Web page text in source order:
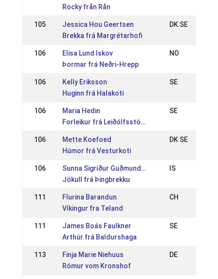
Rocky från Rån
105
Jessica Hou Geertsen
Brekka frá Margrétarhofi
DK SE
106
Elisa Lund Iskov
Þormar frá Neðri-Hrepp
NO
106
Kelly Eriksson
Huginn frá Halakoti
SE
106
Maria Hedin
Forleikur frá Leiðólfsstöðum
SE
106
Mette Koefoed
Húmor frá Vesturkoti
DK SE
106
Sunna Sigríður Guðmundsdóttir
Jökull frá Þingbrekku
IS
111
Flurina Barandun
Víkingur fra Teland
CH
111
James Boás Faulkner
Arthúr frá Baldurshaga
SE
113
Finja Marie Niehuus
Rómur vom Kronshof
DE